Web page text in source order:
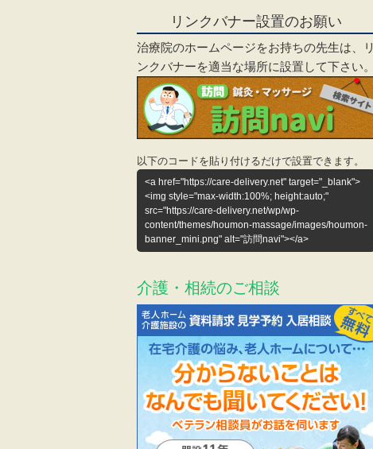
リンクバナー設置のお願い
治療院のホームページをお持ちの先生は、リ
ンクバナーを適当な場所に設置して下さい。
以下のコードを貼り付けるだけで設置できます。
<a href="https://care-delivery.net" target="_blank">
<img style="max-width:100%; height:auto;"
src="https://care-delivery.net/wp/wp-
content/themes/houmon-massage/images/houmon-
banner_mini.png" alt="訪問navi"></a>
介護・相続のご相談